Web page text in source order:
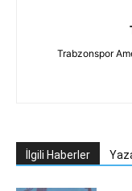
Trabzonspor
İlgili Haberler